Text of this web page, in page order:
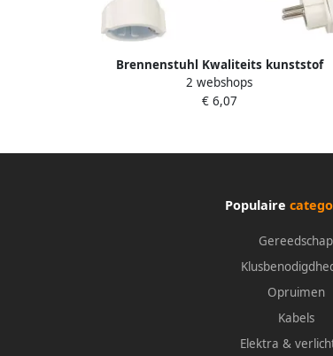
Brennenstuhl Kwaliteits kunststof
verlengsnoer met platte stekker 2m
H05VV-F3G1 5 wit 1168980220
2 webshops
€ 6,07
Populaire
Gereedschap
Opruimen
Kabels
Elektra &